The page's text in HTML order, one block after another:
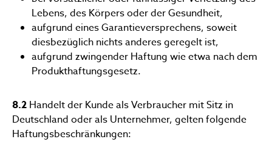
Lebens, des Körpers oder der Gesundheit,
aufgrund eines Garantieversprechens, soweit
diesbezüglich nichts anderes geregelt ist,
aufgrund zwingender Haftung wie etwa nach dem
Produkthaftungsgesetz.
8.2 Handelt der Kunde als Verbraucher mit Sitz in
Deutschland oder als Unternehmer, gelten folgende
Haftungsbeschränkungen: